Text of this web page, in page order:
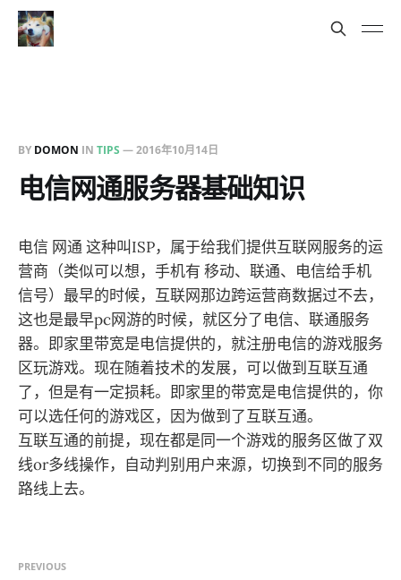
BY DOMON IN TIPS —2016年10月14日
电信网通服务器基础知识
电信 网通 这种叫ISP，属于给我们提供互联网服务的运
营商（类似可以想，手机有 移动、联通、电信给手机
信号）最早的时候，互联网那边跨运营商数据过不去，
这也是最早pc网游的时候，就区分了电信、联通服务
器。即家里带宽是电信提供的，就注册电信的游戏服务
区玩游戏。现在随着技术的发展，可以做到互联互通
了，但是有一定损耗。即家里的带宽是电信提供的，你
可以选任何的游戏区，因为做到了互联互通。
互联互通的前提，现在都是同一个游戏的服务区做了双
线or多线操作，自动判别用户来源，切换到不同的服务
路线上去。
PREVIOUS